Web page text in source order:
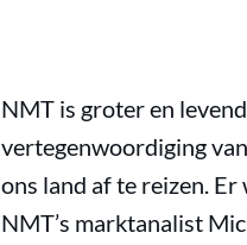
NMT is groter en
vertegenwoordiging
ons land af te reizen.
NMT’s marktanalist